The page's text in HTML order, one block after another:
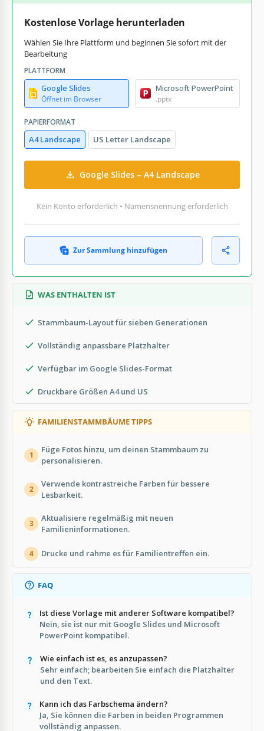
Kostenlose Vorlage herunterladen
Wählen Sie Ihre Plattform und beginnen Sie sofort mit der
Bearbeitung
PLATTFORM
Google Slides
Öffnet im Browser
Microsoft PowerPoint
.pptx
PAPIERFORMAT
A4 Landscape US Letter Landscape
Google Slides – A4 Landscape
Kein Konto erforderlich • Namensnennung erforderlich
Zur Sammlung hinzufügen
WAS ENTHALTEN IST
Stammbaum-Layout für sieben Generationen
Vollständig anpassbare Platzhalter
Verfügbar im Google Slides-Format
Druckbare Größen A4 und US
FAMILIENSTAMMBÄUME TIPPS
1
Füge Fotos hinzu, um deinen Stammbaum zu
personalisieren.
2
Verwende kontrastreiche Farben für bessere
Lesbarkeit.
3
Aktualisiere regelmäßig mit neuen
Familieninformationen.
4 Drucke und rahme es für Familientreffen ein.
FAQ
Ist diese Vorlage mit anderer Software kompatibel?
Nein, sie ist nur mit Google Slides und Microsoft
PowerPoint kompatibel.
Wie einfach ist es, es anzupassen?
Sehr einfach; bearbeiten Sie einfach die Platzhalter
und den Text.
Kann ich das Farbschema ändern?
Ja, Sie können die Farben in beiden Programmen
vollständig anpassen.